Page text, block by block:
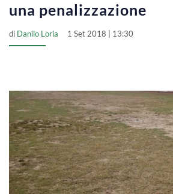
una penalizzazione
di Danilo Loria 1 Set 2018 | 13:30